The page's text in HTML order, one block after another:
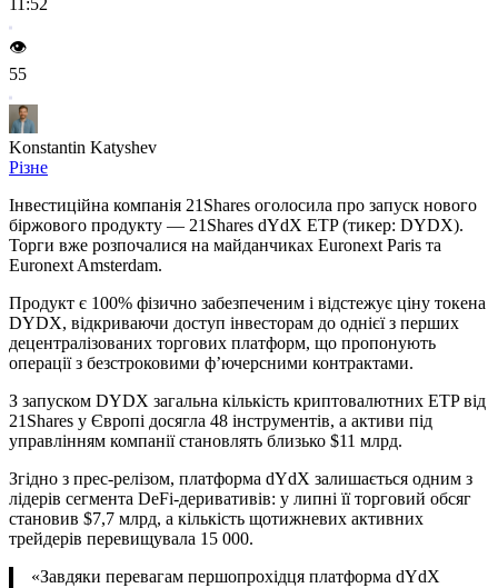
👁️
55
Konstantin Katyshev
Різне
Інвестиційна компанія 21Shares оголосила про запуск нового
біржового продукту — 21Shares dYdX ETP (тикер: DYDX).
Торги вже розпочалися на майданчиках Euronext Paris та
Euronext Amsterdam.
Продукт є 100% фізично забезпеченим і відстежує ціну токена
DYDX, відкриваючи доступ інвесторам до однієї з перших
децентралізованих торгових платформ, що пропонують
операції з безстроковими ф’ючерсними контрактами.
З запуском DYDX загальна кількість криптовалютних ETP від
21Shares у Європі досягла 48 інструментів, а активи під
управлінням компанії становлять близько $11 млрд.
Згідно з прес-релізом, платформа dYdX залишається одним з
лідерів сегмента DeFi-деривативів: у липні її торговий обсяг
становив $7,7 млрд, а кількість щотижневих активних
трейдерів перевищувала 15 000.
«Завдяки перевагам першопрохідця платформа dYdX